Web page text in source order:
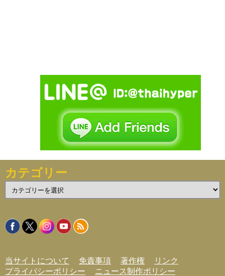
カテゴリー
テ
リ
ー
当サイトについて 免責事項 著作権
リンク
プライバシーポリシー
ニュース制作ポリシー